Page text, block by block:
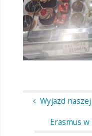
Wyjazd
Erasmus